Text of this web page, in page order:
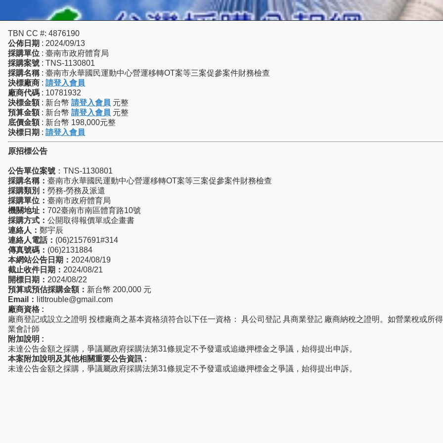
TBN CC #: 4876190
公佈日期 : 2024/09/13
採購單位 : 臺南市政府體育局
採購案號 : TNS-1130801
採購名稱 : 臺南市永華國民運動中心營運移轉OT案等三案促參案件財務檢查
決標廠商 : 請登入會員
廠商代碼 : 10781932
決標金額 : 新台幣 請登入會員 元整
預算金額 : 新台幣 請登入會員 元整
底價金額 : 新台幣 198,000元整
決標日期 : 請登入會員
原招標公告
公告單位案號 ：TNS-1130801
採購名稱： 臺南市永華國民運動中心營運移轉OT案等三案促參案件財務檢查
採購類別： 勞務-勞務及派遣
採購單位： 臺南市政府體育局
機關地址： 702臺南市南區體育路10號
採購方式： 公開取得報價單或企畫書
連絡人： 鄭宇辰
連絡人電話： (06)2157691#314
傳真號碼： (06)2131884
本網站公告日期： 2024/08/19
截止收件日期： 2024/08/21
開標日期： 2024/08/22
預算或預估採購金額： 新台幣 200,000 元
Email：
litltrouble@gmail.com
廠商資格 :
廠商登記或設立之證明 投標廠商之基本資格須符合以下任一資格： 具公司登記 具商業登記 廠商納稅之證明。如營業稅或所
業會計師
附加說明 :
未達公告金額之採購，爭議屬政府採購法第31條規定不予發還或追繳押標金之爭議，始得提出申訴。
本案附加說明及其他相關重要公告資訊 :
未達公告金額之採購，爭議屬政府採購法第31條規定不予發還或追繳押標金之爭議，始得提出申訴。